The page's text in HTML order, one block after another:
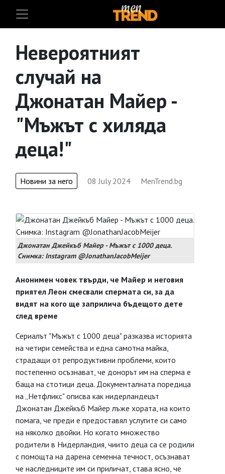
Невероятният
случай на
Джонатан Майер -
"Мъжът с хиляда
деца!"
Новини за него 08 July 2024 MenTrend.bg
Джонатан Джейкъб Майер - Мъжът с 1000 деца.
Снимка: Instagram @JonathanJacobMeijer
Анонимен човек твърди, че Майер и неговия
приятел Леон смесвали спермата си, за да
видят на кого ще заприлича бъдещото дете
след време
Сериалът "Мъжът с 1000 деца" разказва историята
на четири семейства и една самотна майка,
страдащи от репродуктивни проблеми, които
постепенно осъзнават, че донорът им на сперма е
баща на стотици деца. Документалната поредица
на „Нетфликс" описва как нидерландецът
Джонатан Джейкъб Майер лъже хората, на които
помага, че преди е предоставял услугите си само
на няколко двойки. Но когато множество
родители в Нидерландия, чиито деца са се родили
с помощта на дарена семенна течност, осъзнават
че наследниците им си приличат, става ясно, че